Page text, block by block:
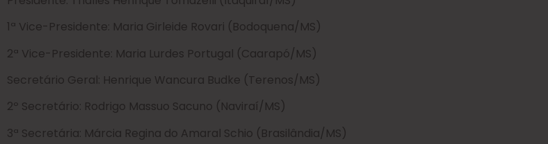
1ª Vice-Presidente: Maria Girleide Rovari (Bodoquena/MS)
2ª Vice-Presidente: Maria Lurdes Portugal (Caarapó/MS)
Secretário Geral: Henrique Wancura Budke (Terenos/MS)
2º Secretário: Rodrigo Massuo Sacuno (Naviraí/MS)
3ª Secretária: Márcia Regina do Amaral Schio (Brasilândia/MS)